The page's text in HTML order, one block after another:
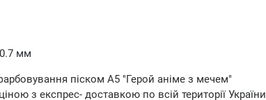
мм
піском А5 "Герой аніме з мечем"
з експрес- доставкою по всій території України